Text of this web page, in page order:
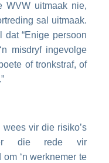
WVW uitmaak nie,
sal uitmaak.
“Enige persoon
misdryf ingevolge
of tronkstraf, of
vir die risiko’s
die rede vir
‘n werknemer te